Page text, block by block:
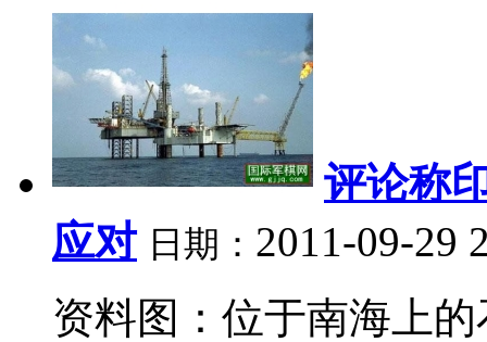
评论称
应对 日期： 2011-09-29
资料图：位于南海上